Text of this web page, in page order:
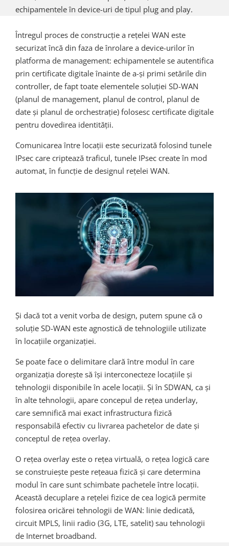
echipamentele în device-uri de tipul plug and play.
Întregul proces de construcție a rețelei WAN este
securizat încă din faza de înrolare a device-urilor în
platforma de management: echipamentele se autentifica
prin certificate digitale înainte de a-și primi setările din
controller, de fapt toate elementele soluției SD-WAN
(planul de management, planul de control, planul de
date și planul de orchestrație) folosesc certificate digitale
pentru dovedirea identității.
Comunicarea între locații este securizată folosind tunele
IPsec care criptează traficul, tunele IPsec create în mod
automat, în funcție de designul rețelei WAN.
Și dacă tot a venit vorba de design, putem spune că o
soluție SD-WAN este agnostică de tehnologiile utilizate
în locațiile organizației.
Se poate face o delimitare clară între modul în care
organizația dorește să își interconecteze locațiile și
tehnologii disponibile în acele locații. Și în SDWAN, ca și
în alte tehnologii, apare concepul de rețea underlay,
care semnifică mai exact infrastructura fizică
responsabilă efectiv cu livrarea pachetelor de date și
conceptul de rețea overlay.
O rețea overlay este o rețea virtuală, o rețea logică care
se construiește peste rețeaua fizică și care determina
modul în care sunt schimbate pachetele între locații.
Această decuplare a rețelei fizice de cea logică permite
folosirea oricărei tehnologii de WAN: linie dedicată,
circuit MPLS, linii radio (3G, LTE, satelit) sau tehnologii
de Internet broadband.